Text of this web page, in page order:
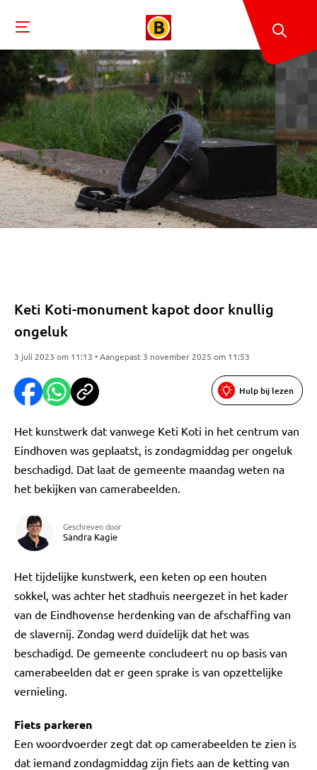
Keti Koti-monument kapot door knullig
ongeluk
3 juli 2023 om 11:13 • Aangepast 3 november 2025 om 11:53
Hulp bij lezen
Het kunstwerk dat vanwege Keti Koti in het centrum van
Eindhoven was geplaatst, is zondagmiddag per ongeluk
beschadigd. Dat laat de gemeente maandag weten na
het bekijken van camerabeelden.
Geschreven door
Sandra Kagie
Het tijdelijke kunstwerk, een keten op een houten
sokkel, was achter het stadhuis neergezet in het kader
van de Eindhovense herdenking van de afschaffing van
de slavernij. Zondag werd duidelijk dat het was
beschadigd. De gemeente concludeert nu op basis van
camerabeelden dat er geen sprake is van opzettelijke
vernieling.
Fiets parkeren
Een woordvoerder zegt dat op camerabeelden te zien is
dat iemand zondagmiddag zijn fiets aan de ketting van